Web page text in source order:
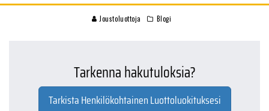
Joustoluottoja Blogi
Tarkenna hakutuloksia?
Tarkista Henkilökohtainen Luottoluokituksesi